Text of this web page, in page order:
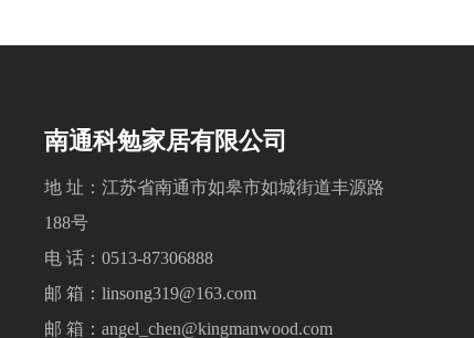
南通科勉家居有限公司
地 址：江苏省南通市如皋市如城街道丰源路
188号
电 话：0513-87306888
邮 箱：linsong319@163.com
邮 箱：angel_chen@kingmanwood.com